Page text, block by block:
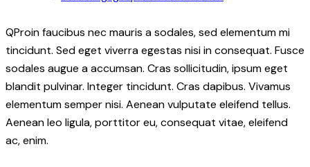
QProin faucibus nec mauris a sodales, sed elementum mi
tincidunt. Sed eget viverra egestas nisi in consequat. Fusce
sodales augue a accumsan. Cras sollicitudin, ipsum eget
blandit pulvinar. Integer tincidunt. Cras dapibus. Vivamus
elementum semper nisi. Aenean vulputate eleifend tellus.
Aenean leo ligula, porttitor eu, consequat vitae, eleifend
ac, enim.